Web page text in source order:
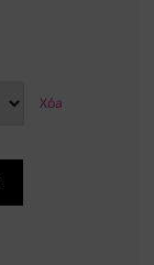
Xóa